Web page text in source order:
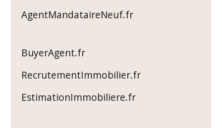
AgentMandataireNeuf.fr
BuyerAgent.fr
RecrutementImmobilier.fr
EstimationImmobiliere.fr